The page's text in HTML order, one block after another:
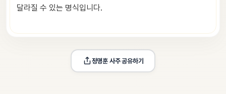
달라질 수 있는 명식입니다.
정명훈 사주 공유하기